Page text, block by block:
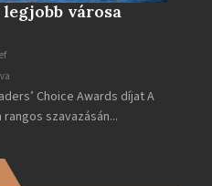
városa
Choice Awards díjat A
szavazásán...